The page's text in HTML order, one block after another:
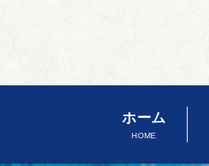
ホーム
HOME